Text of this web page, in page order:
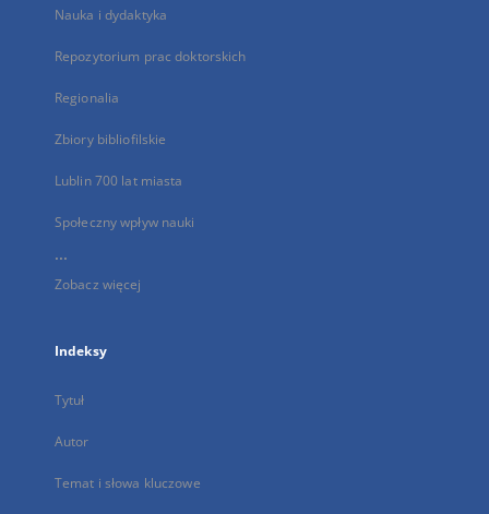
Nauka i dydaktyka
Repozytorium prac doktorskich
Regionalia
Zbiory bibliofilskie
Lublin 700 lat miasta
Społeczny wpływ nauki
...
Zobacz więcej
Indeksy
Tytuł
Autor
Temat i słowa kluczowe